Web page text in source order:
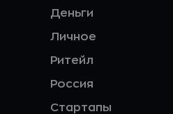
Деньги
Личное
Ритейл
Россия
Стартапы